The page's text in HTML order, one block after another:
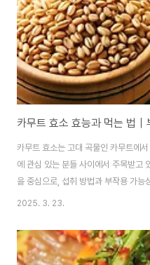
이섬유가 ..
카무트 효소 효능과 먹는 법｜
카무트 효소는 고대 곡물인 카무트에
에 관심 있는 분들 사이에서 주목받고
을 중심으로, 섭취 방법과 부작용 가능
무트 효소란?카무트(Kamut)는 고대
다. 이러한 카무트를 발효하여 얻은 효
역력 증진 등에 도움을 줄 수 있습니
2025. 3. 23.